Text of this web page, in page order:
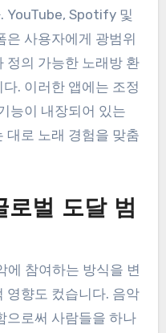
YouTube, Spotify 및
은 사용자에게 광범위
정의 가능한 노래방 환
. 이러한 앱에는 조정
능이 내장되어 있는
대로 노래 경험을 맞춤
로벌 도달 범
에 참여하는 방식을 변
영향도 컸습니다. 음악
으로써 사람들을 하나